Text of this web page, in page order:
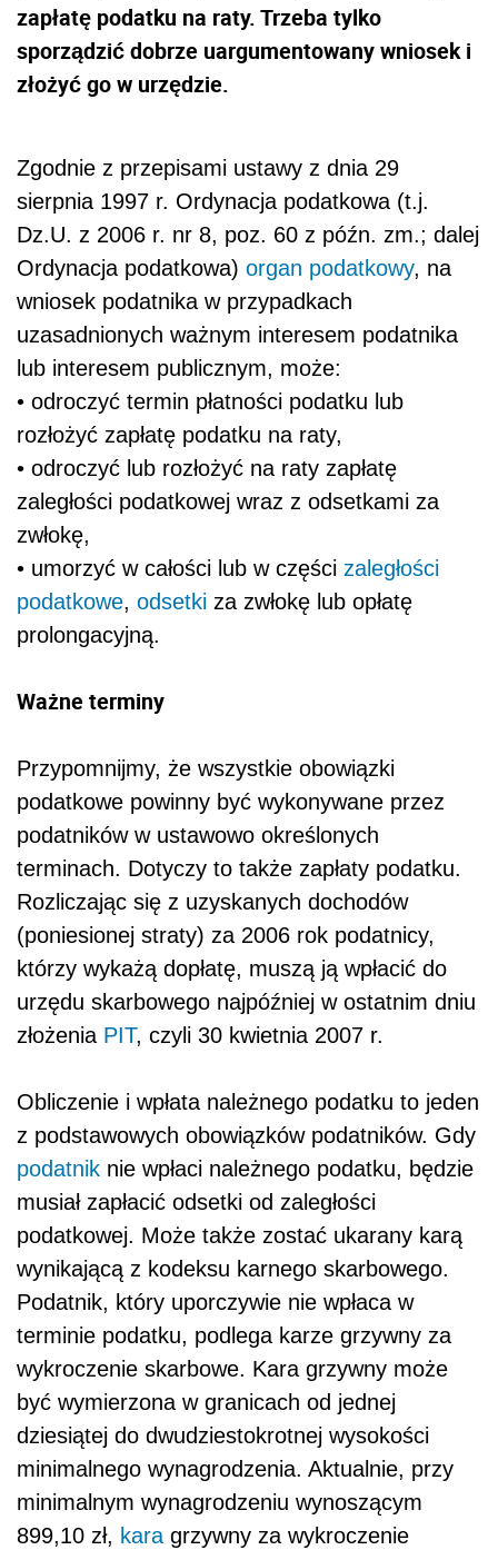
zapłatę podatku na raty. Trzeba tylko
sporządzić dobrze uargumentowany wniosek i
złożyć go w urzędzie.
Zgodnie z przepisami ustawy z dnia 29
sierpnia 1997 r. Ordynacja podatkowa (t.j.
Dz.U. z 2006 r. nr 8, poz. 60 z późn. zm.; dalej
Ordynacja podatkowa) organ podatkowy, na
wniosek podatnika w przypadkach
uzasadnionych ważnym interesem podatnika
lub interesem publicznym, może:
• odroczyć termin płatności podatku lub
rozłożyć zapłatę podatku na raty,
• odroczyć lub rozłożyć na raty zapłatę
zaległości podatkowej wraz z odsetkami za
zwłokę,
• umorzyć w całości lub w części zaległości
podatkowe, odsetki za zwłokę lub opłatę
prolongacyjną.
Ważne terminy
Przypomnijmy, że wszystkie obowiązki
podatkowe powinny być wykonywane przez
podatników w ustawowo określonych
terminach. Dotyczy to także zapłaty podatku.
Rozliczając się z uzyskanych dochodów
(poniesionej straty) za 2006 rok podatnicy,
którzy wykażą dopłatę, muszą ją wpłacić do
urzędu skarbowego najpóźniej w ostatnim dniu
złożenia PIT, czyli 30 kwietnia 2007 r.
Obliczenie i wpłata należnego podatku to jeden
z podstawowych obowiązków podatników. Gdy
podatnik nie wpłaci należnego podatku, będzie
musiał zapłacić odsetki od zaległości
podatkowej. Może także zostać ukarany karą
wynikającą z kodeksu karnego skarbowego.
Podatnik, który uporczywie nie wpłaca w
terminie podatku, podlega karze grzywny za
wykroczenie skarbowe. Kara grzywny może
być wymierzona w granicach od jednej
dziesiątej do dwudziestokrotnej wysokości
minimalnego wynagrodzenia. Aktualnie, przy
minimalnym wynagrodzeniu wynoszącym
899,10 zł, kara grzywny za wykroczenie